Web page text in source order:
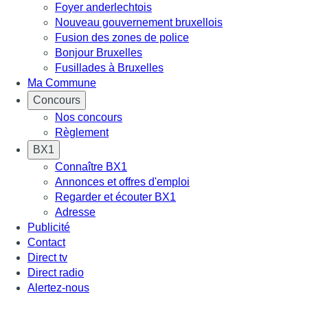
Foyer anderlechtois
Nouveau gouvernement bruxellois
Fusion des zones de police
Bonjour Bruxelles
Fusillades à Bruxelles
Ma Commune
Concours
Nos concours
Règlement
BX1
Connaître BX1
Annonces et offres d'emploi
Regarder et écouter BX1
Adresse
Publicité
Contact
Direct tv
Direct radio
Alertez-nous